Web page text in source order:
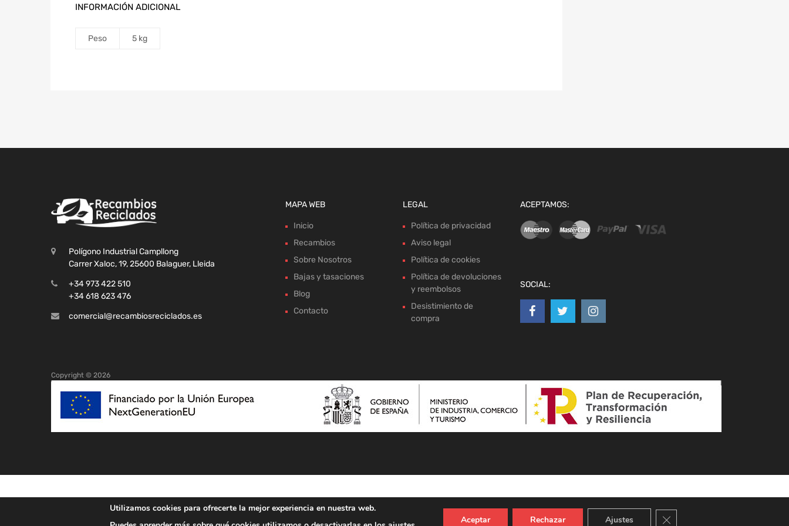
INFORMACIÓN ADICIONAL
Peso 5 kg
Polígono Industrial Campllong
Carrer Xaloc, 19, 25600 Balaguer, Lleida
+34 973 422 510
+34 618 623 476
comercial@recambiosreciclados.es
MAPA WEB
Inicio
Recambios
Sobre Nosotros
Bajas y tasaciones
Blog
Contacto
LEGAL
Política de privacidad
Aviso legal
Política de cookies
Política de devoluciones
y reembolsos
Desistimiento de
compra
ACEPTAMOS:
SOCIAL:
Copyright © 2026
Utilizamos cookies para ofrecerte la mejor experiencia en nuestra web.
Aceptar Rechazar Ajustes Cerrar el banner de cookies RGPD